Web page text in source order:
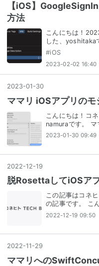
【iOS】
方法
こんにちは！
した、yoshitaka
#iOS
2023-02-02 16:40
2023-01 -30
ママリ iOSアプリのモ
こんにちは！コ
namuraです。
2023-01-30 09:49
2022-12-19
脱RosettaしてiOSア
この記事はコネ
の記事です。 こ
2022-12-19 09:50
2022-11 -29
ママリへの